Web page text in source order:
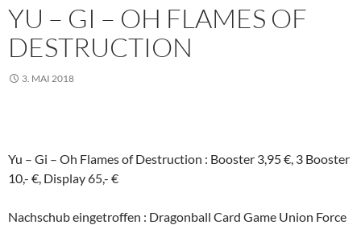
YU – GI – OH FLAMES OF
DESTRUCTION
3. MAI 2018
Yu – Gi – Oh Flames of Destruction : Booster 3,95 €, 3 Booster
10,- €, Display 65,- €
Nachschub eingetroffen : Dragonball Card Game Union Force